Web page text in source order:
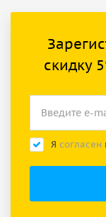
скидку
Я согласен